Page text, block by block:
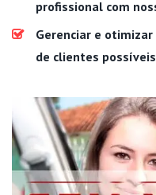
profissional com
Gerenciar e
de clientes